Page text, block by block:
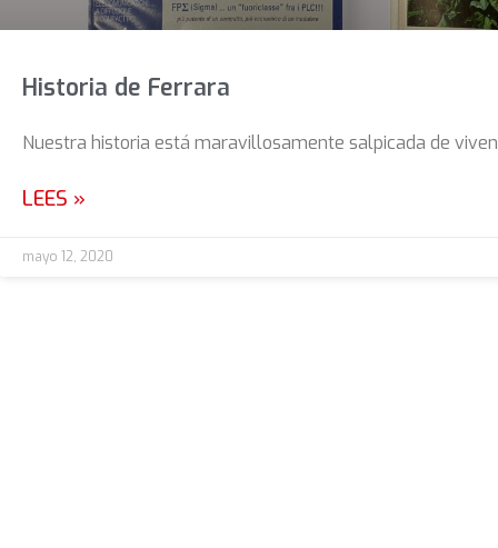
Historia de Ferrara
Nuestra historia está maravillosamente salpicada de
LEES »
mayo 12, 2020